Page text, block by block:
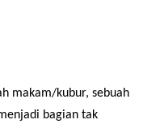
makam/kubur, sebuah
bagian tak